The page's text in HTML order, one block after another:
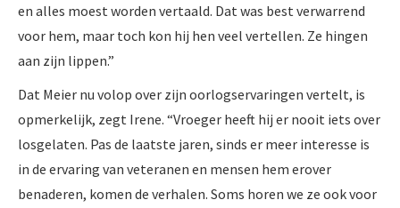
en alles moest worden vertaald. Dat was best verwarrend
voor hem, maar toch kon hij hen veel vertellen. Ze hingen
aan zijn lippen.”
Dat Meier nu volop over zijn oorlogservaringen vertelt, is
opmerkelijk, zegt Irene. “Vroeger heeft hij er nooit iets over
losgelaten. Pas de laatste jaren, sinds er meer interesse is
in de ervaring van veteranen en mensen hem erover
benaderen, komen de verhalen. Soms horen we ze ook voor